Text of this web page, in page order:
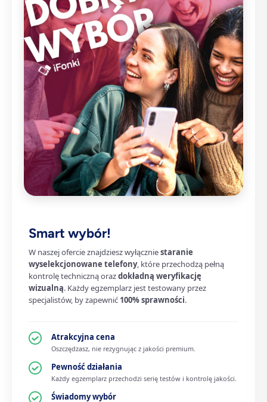
Smart wybór!
W naszej ofercie znajdziesz wyłączniestaranie
wyselekcjonowane telefony, które przechodzą pełną
kontrolę techniczną orazdokładną weryfikację
wizualną. Każdy egzemplarz jest testowany przez
specjalistów, by zapewnić 100% sprawności.
Atrakcyjna cena
Oszczędzasz, nie rezygnując z jakości premium.
Pewność działania
Każdy egzemplarz przechodzi serię testów i kontrolę jakości.
Świadomy wybór